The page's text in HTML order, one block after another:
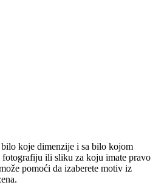
koje dimenzije i sa bilo kojom
fotografiju ili sliku za koju imate pravo
pomoći da izaberete motiv iz